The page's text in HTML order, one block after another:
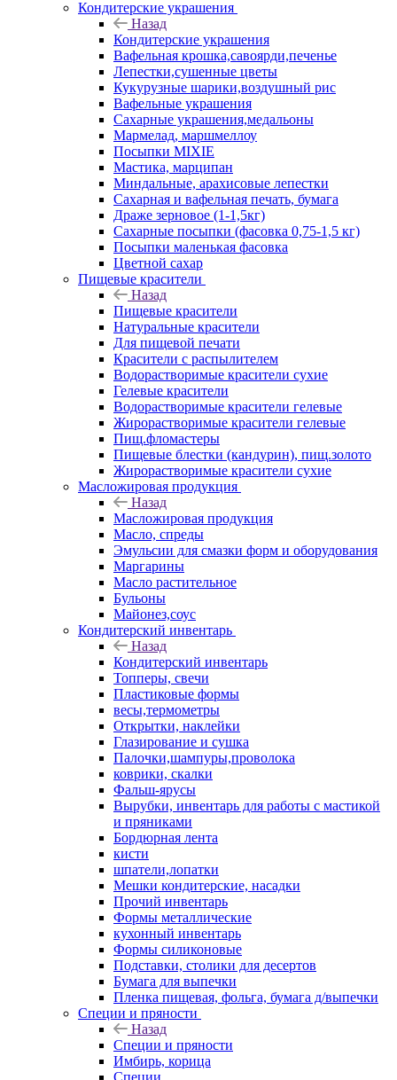
Кондитерские украшения
Назад
Кондитерские украшения
Вафельная крошка,савоярди,печенье
Лепестки,сушенные цветы
Кукурузные шарики,воздушный рис
Вафельные украшения
Сахарные украшения,медальоны
Мармелад, маршмеллоу
Посыпки MIXIE
Мастика, марципан
Миндальные, арахисовые лепестки
Сахарная и вафельная печать, бумага
Драже зерновое (1-1,5кг)
Сахарные посыпки (фасовка 0,75-1,5 кг)
Посыпки маленькая фасовка
Цветной сахар
Пищевые красители
Назад
Пищевые красители
Натуральные красители
Для пищевой печати
Красители с распылителем
Водорастворимые красители сухие
Гелевые красители
Водорастворимые красители гелевые
Жирорастворимые красители гелевые
Пищ.фломастеры
Пищевые блестки (кандурин), пищ.золото
Жирорастворимые красители сухие
Масложировая продукция
Назад
Масложировая продукция
Масло, спреды
Эмульсии для смазки форм и оборудования
Маргарины
Масло растительное
Бульоны
Майонез,соус
Кондитерский инвентарь
Назад
Кондитерский инвентарь
Топперы, свечи
Пластиковые формы
весы,термометры
Открытки, наклейки
Глазирование и сушка
Палочки,шампуры,проволока
коврики, скалки
Фальш-ярусы
Вырубки, инвентарь для работы с мастикой
и пряниками
Бордюрная лента
кисти
шпатели,лопатки
Мешки кондитерские, насадки
Прочий инвентарь
Формы металлические
кухонный инвентарь
Формы силиконовые
Подставки, столики для десертов
Бумага для выпечки
Пленка пищевая, фольга, бумага д/выпечки
Специи и пряности
Назад
Специи и пряности
Имбирь, корица
Специи